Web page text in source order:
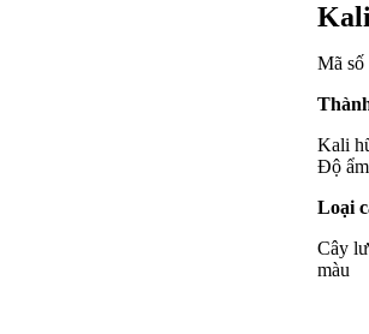
Mã
Kali
Độ
Loại
Cây
màu